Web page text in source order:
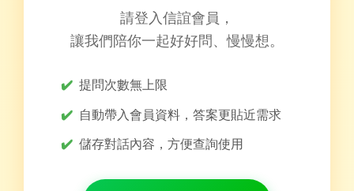
請登入信誼會員，
讓我們陪你一起好好問、慢慢想。
✔️ 提問次數無上限
✔️ 自動帶入會員資料，答案更貼近需求
✔️ 儲存對話內容，方便查詢使用